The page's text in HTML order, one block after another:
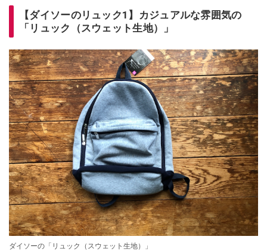
【ダイソーのリュック1】カジュアルな雰囲気の
「リュック（スウェット生地）」
ダイソーの「リュック（スウェット生地）」